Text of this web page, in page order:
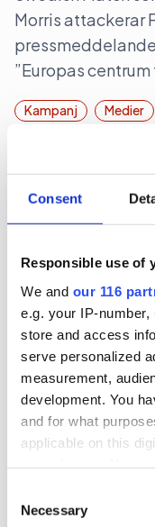
Consent
Responsible use of
We and our 116
e.g. your IP-
store and access
serve personalized
measurement,
development. You
and for what
applicable on this
the Privacy trigger
Selection
Necessary
Morris attackerar
”Europas
Kampanj Medier
EFN-grundare
Hemnet-
Medier
2026-07-03, 14:27
för nya jobb
Inför en eventuell
ge